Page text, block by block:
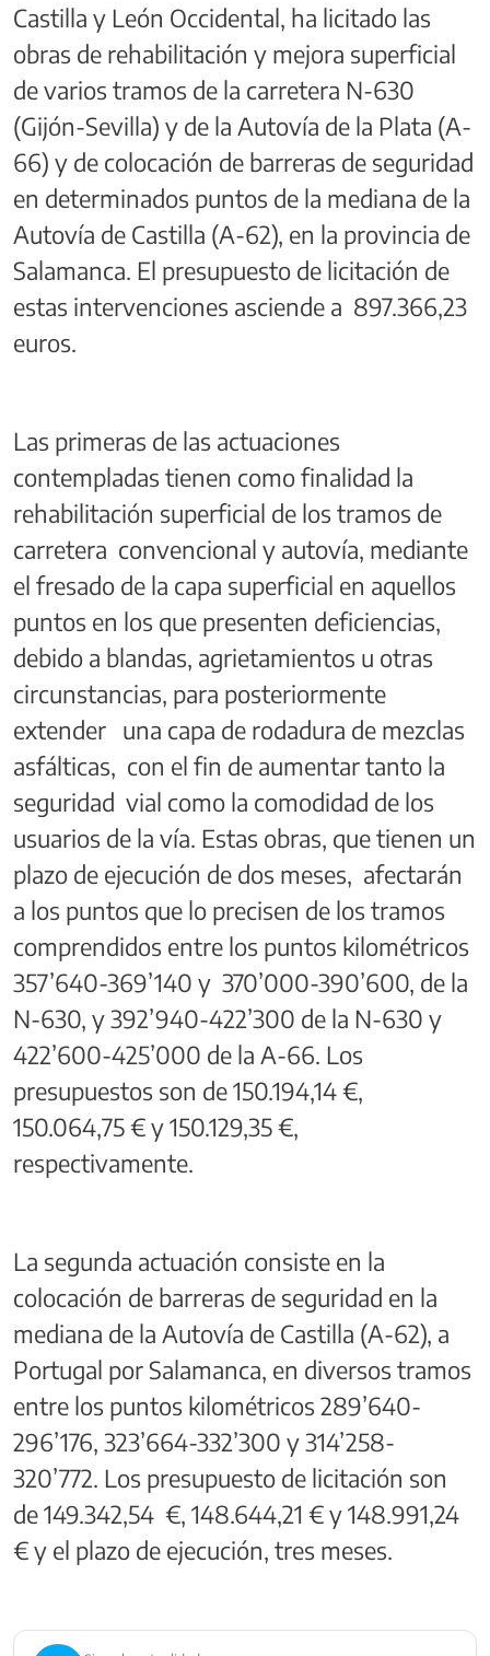
Castilla y León Occidental, ha licitado las
obras de rehabilitación y mejora superficial
de varios tramos de la carretera N-630
(Gijón-Sevilla) y de la Autovía de la Plata (A-
66) y de colocación de barreras de seguridad
en determinados puntos de la mediana de la
Autovía de Castilla (A-62), en la provincia de
Salamanca. El presupuesto de licitación de
estas intervenciones asciende a 897.366,23
euros.
Las primeras de las actuaciones
contempladas tienen como finalidad la
rehabilitación superficial de los tramos de
carretera convencional y autovía, mediante
el fresado de la capa superficial en aquellos
puntos en los que presenten deficiencias,
debido a blandas, agrietamientos u otras
circunstancias, para posteriormente
extender una capa de rodadura de mezclas
asfálticas, con el fin de aumentar tanto la
seguridad vial como la comodidad de los
usuarios de la vía. Estas obras, que tienen un
plazo de ejecución de dos meses, afectarán
a los puntos que lo precisen de los tramos
comprendidos entre los puntos kilométricos
357’640-369’140 y 370’000-390’600, de la
N-630, y 392’940-422’300 de la N-630 y
422’600-425’000 de la A-66. Los
presupuestos son de 150.194,14 €,
150.064,75 € y 150.129,35 €,
respectivamente.
La segunda actuación consiste en la
colocación de barreras de seguridad en la
mediana de la Autovía de Castilla (A-62), a
Portugal por Salamanca, en diversos tramos
entre los puntos kilométricos 289’640-
296’176, 323’664-332’300 y 314’258-
320’772. Los presupuesto de licitación son
de 149.342,54 €, 148.644,21 € y 148.991,24
€ y el plazo de ejecución, tres meses.